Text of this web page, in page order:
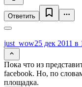
Ответить
just_wow25 дек 2011 в
Пока что из
facebook. Но, по
площадка.